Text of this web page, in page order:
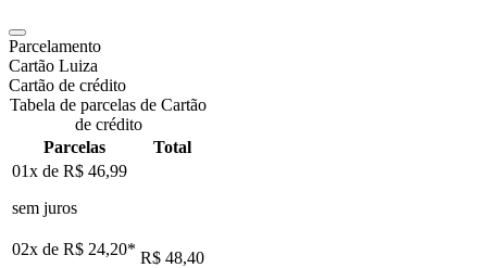
Parcelamento
Cartão Luiza
Cartão de crédito
Tabela de parcelas de Cartão
de crédito
Parcelas
Total
01x de R$ 46,99
sem juros
02x de R$ 24,20* R$ 48,40